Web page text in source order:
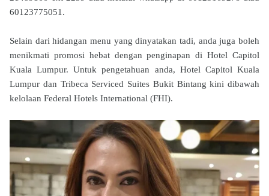
60123775051.
Selain dari hidangan menu yang dinyatakan tadi, anda juga boleh
menikmati promosi hebat dengan penginapan di Hotel Capitol
Kuala Lumpur. Untuk pengetahuan anda, Hotel Capitol Kuala
Lumpur dan Tribeca Serviced Suites Bukit Bintang kini dibawah
kelolaan Federal Hotels International (FHI).